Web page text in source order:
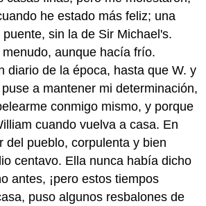
he estado más feliz; una
sin la de Sir Michael's.
aunque hacía frío.
diario de la época, hasta que W. y
a mantener mi determinación,
conmigo mismo, y porque
cuando vuelva a casa. En
del pueblo, corpulenta y bien
centavo. Ella nunca había dicho
antes, ¡pero estos tiempos
puso algunos resbalones de